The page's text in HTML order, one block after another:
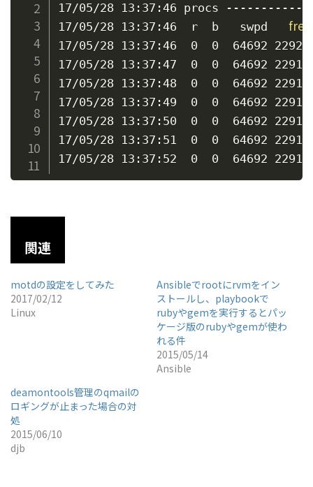
17/05/28 13:37:46 procs
17/05/28 13:37:46  r  b   swpd free
17/05/28 13:37:46  0  0  64692
17/05/28 13:37:47  0  0  64692
17/05/28 13:37:48  0  0  64692
17/05/28 13:37:49  0  0  64692
17/05/28 13:37:50  0  0  64692
17/05/28 13:37:51  0  0  64692
関連
motdの設定をしてみた
2017/02/12
Linux
Ansibleでrootにrvmをイン
ストールし、playbookで
rubyやgemを実行するとパッ
ケージ版のrubyやgemが使わ
れる件
2015/05/14
Ansible
deamontools管理のqmailの
ロギングが止まった場合の対
処
2015/06/10
djb